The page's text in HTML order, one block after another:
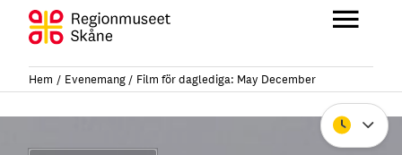
Hoppa
innehåll
Stäng
Hem Evenemang Film för daglediga: May December